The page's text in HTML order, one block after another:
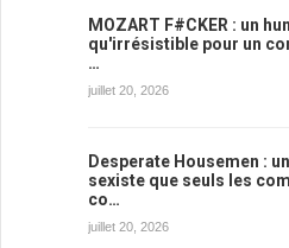
MOZART F#CKER : un
qu'irrésistible pour un
…
juillet 20, 2026
Desperate Housemen :
sexiste que seuls les
co…
juillet 20, 2026